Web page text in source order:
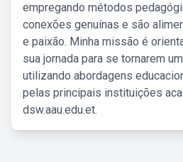
empregando métodos
conexões genuínas e são
e paixão. Minha missão é
sua jornada para se tornarem
utilizando abordagens
pelas principais instituições
dsw.aau.edu.et.